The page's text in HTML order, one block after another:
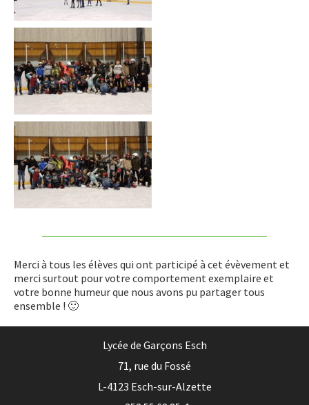
Merci à tous les élèves qui ont participé à cet évèvement et
merci surtout pour votre comportement exemplaire et
votre bonne humeur que nous avons pu partager tous
ensemble ! 🙂
Lycée de Garçons Esch
71, rue du Fossé
L-4123 Esch-sur-Alzette